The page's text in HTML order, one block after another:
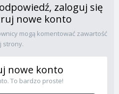
zaloguj się
nowe konto
mogą komentować zawartość
strony.
nowe konto
To bardzo proste!